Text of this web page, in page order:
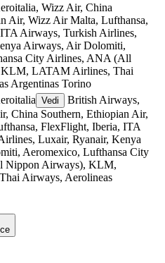
Wizz Air, China
Air, Wizz Air Malta, Lufthansa,
Airways, Turkish Airlines,
Airways, Air Dolomiti,
City Airlines, ANA (All
LATAM Airlines, Thai
Argentinas Torino
Vedi
British Airways,
China Southern, Ethiopian Air,
FlexFlight, Iberia, ITA
Luxair, Ryanair, Kenya
Aeromexico, Lufthansa City
Nippon Airways), KLM,
Airways, Aerolineas